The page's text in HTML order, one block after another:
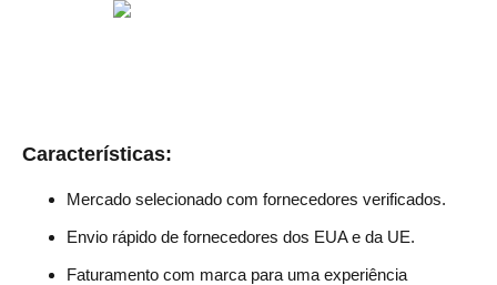
Características:
Mercado selecionado com fornecedores verificados.
Envio rápido de fornecedores dos EUA e da UE.
Faturamento com marca para uma experiência